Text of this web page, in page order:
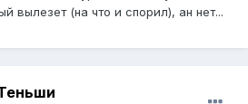
вылезет (на что и спорил), ан нет...